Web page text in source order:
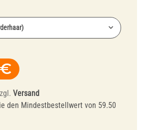
Versand
den Mindestbestellwert von 59.50